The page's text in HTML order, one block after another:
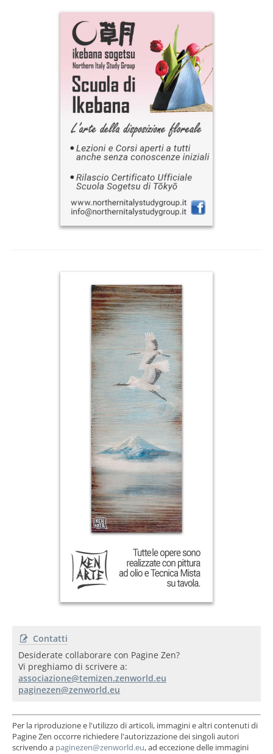
Contatti
Desiderate collaborare con Pagine Zen?
Vi preghiamo di scrivere a:
Per la riproduzione e l'utilizzo di articoli, immagini e altri contenuti di
Pagine Zen occorre richiedere l'autorizzazione dei singoli autori
scrivendo a
, ad eccezione delle immagini